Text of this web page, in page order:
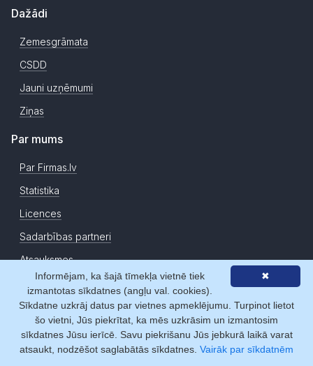
Dažādi
Zemesgrāmata
CSDD
Jauni uzņēmumi
Ziņas
Par mums
Par Firmas.lv
Statistika
Licences
Sadarbības partneri
Atsauksmes
Kontakti
Copyright © Firmas.lv 2007-2026. Firmas.lv ir Latvijas Republikas
Uzņēmumu Reģistra datu atkalizmantotājs. Informācijas avoti:
Uzņēmumu reģistra datu bāzes, Komercreģistrs, Maksātnespējas
✖
Informējam, ka šajā tīmekļa vietnē tiek
izmantotas sīkdatnes (angļu val. cookies).
Sīkdatne uzkrāj datus par vietnes apmeklējumu. Turpinot lietot
šo vietni, Jūs piekrītat, ka mēs uzkrāsim un izmantosim
sīkdatnes Jūsu ierīcē. Savu piekrišanu Jūs jebkurā laikā varat
atsaukt, nodzēšot saglabātās sīkdatnes. Vairāk par sīkdatnēm